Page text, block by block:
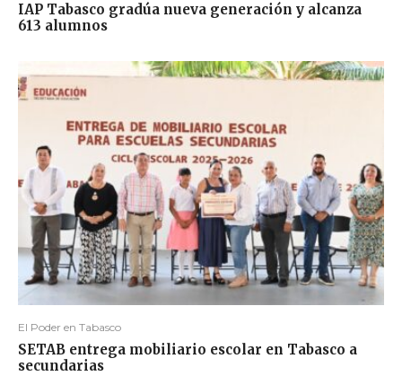
IAP Tabasco gradúa nueva generación y alcanza
613 alumnos
El Poder en Tabasco
SETAB entrega mobiliario escolar en Tabasco a
secundarias